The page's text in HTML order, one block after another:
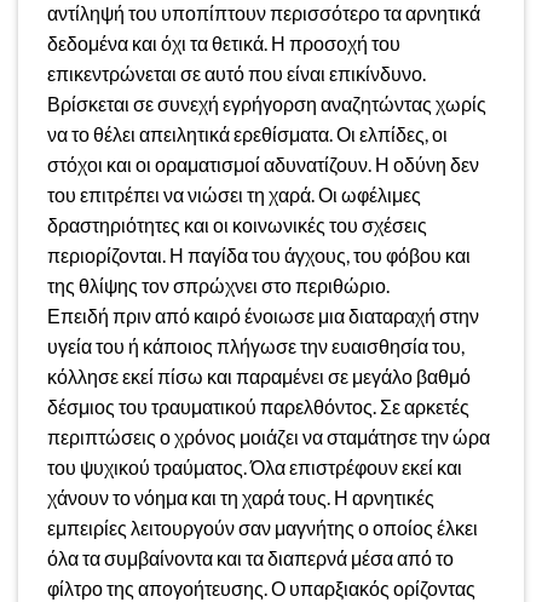
αντίληψή του υποπίπτουν περισσότερο τα αρνητικά
δεδομένα και όχι τα θετικά. Η προσοχή του
επικεντρώνεται σε αυτό που είναι επικίνδυνο.
Βρίσκεται σε συνεχή εγρήγορση αναζητώντας χωρίς
να το θέλει απειλητικά ερεθίσματα. Οι ελπίδες, οι
στόχοι και οι οραματισμοί αδυνατίζουν. Η οδύνη δεν
του επιτρέπει να νιώσει τη χαρά. Οι ωφέλιμες
δραστηριότητες και οι κοινωνικές του σχέσεις
περιορίζονται. Η παγίδα του άγχους, του φόβου και
της θλίψης τον σπρώχνει στο περιθώριο.
Επειδή πριν από καιρό ένοιωσε μια διαταραχή στην
υγεία του ή κάποιος πλήγωσε την ευαισθησία του,
κόλλησε εκεί πίσω και παραμένει σε μεγάλο βαθμό
δέσμιος του τραυματικού παρελθόντος. Σε αρκετές
περιπτώσεις ο χρόνος μοιάζει να σταμάτησε την ώρα
του ψυχικού τραύματος. Όλα επιστρέφουν εκεί και
χάνουν το νόημα και τη χαρά τους. Η αρνητικές
εμπειρίες λειτουργούν σαν μαγνήτης ο οποίος έλκει
όλα τα συμβαίνοντα και τα διαπερνά μέσα από το
φίλτρο της απογοήτευσης. Ο υπαρξιακός ορίζοντας